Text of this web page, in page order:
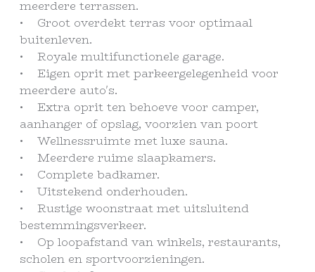
meerdere terrassen.
• Groot overdekt terras voor optimaal
buitenleven.
• Royale multifunctionele garage.
• Eigen oprit met parkeergelegenheid voor
meerdere auto's.
• Extra oprit ten behoeve voor camper,
aanhanger of opslag, voorzien van poort
• Wellnessruimte met luxe sauna.
• Meerdere ruime slaapkamers.
• Complete badkamer.
• Uitstekend onderhouden.
• Rustige woonstraat met uitsluitend
bestemmingsverkeer.
• Op loopafstand van winkels, restaurants,
scholen en sportvoorzieningen.